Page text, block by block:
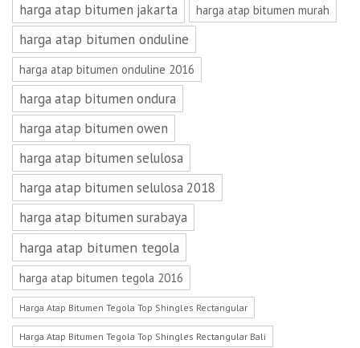
harga atap bitumen jakarta harga atap bitumen murah
harga atap bitumen onduline
harga atap bitumen onduline 2016
harga atap bitumen ondura
harga atap bitumen owen
harga atap bitumen selulosa
harga atap bitumen selulosa 2018
harga atap bitumen surabaya
harga atap bitumen tegola
harga atap bitumen tegola 2016
Harga Atap Bitumen Tegola Top Shingles Rectangular
Harga Atap Bitumen Tegola Top Shingles Rectangular Bali